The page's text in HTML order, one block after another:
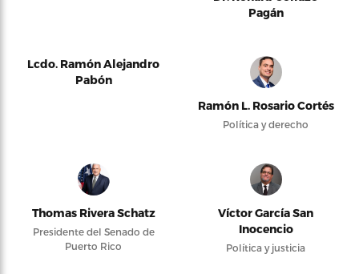
Pagán
Lcdo. Ramón Alejandro
Pabón
Ramón L. Rosario Cortés
Política y derecho
Thomas Rivera Schatz
Presidente del Senado de
Puerto Rico
Víctor García San
Inocencio
Política y justicia